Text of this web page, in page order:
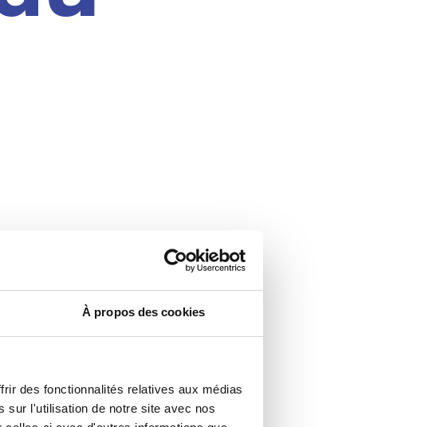
À propos des cookies
des fonctionnalités relatives aux médias
sur l'utilisation de notre site avec nos